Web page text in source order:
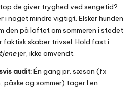
de giver tryghed ved sengetid?
i noget mindre vigtigt. Elsker hunden
den på loftet om sommeren i stedet
skaber trivsel. Hold fast i
tjenejer, ikke omvendt.
audit:Én gang pr. sæson (fx
og sommer) tager I en